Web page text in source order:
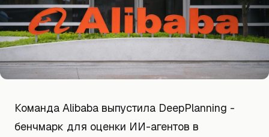
Команда Alibaba выпустила DeepPlanning -
бенчмарк для оценки ИИ-агентов в